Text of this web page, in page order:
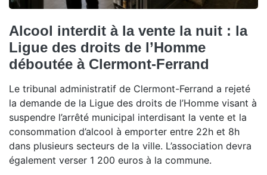
Alcool interdit à la vente la nuit : la
Ligue des droits de l’Homme
déboutée à Clermont-Ferrand
Le tribunal administratif de Clermont-Ferrand a rejeté
la demande de la Ligue des droits de l’Homme visant à
suspendre l’arrêté municipal interdisant la vente et la
consommation d’alcool à emporter entre 22h et 8h
dans plusieurs secteurs de la ville. L’association devra
également verser 1 200 euros à la commune.